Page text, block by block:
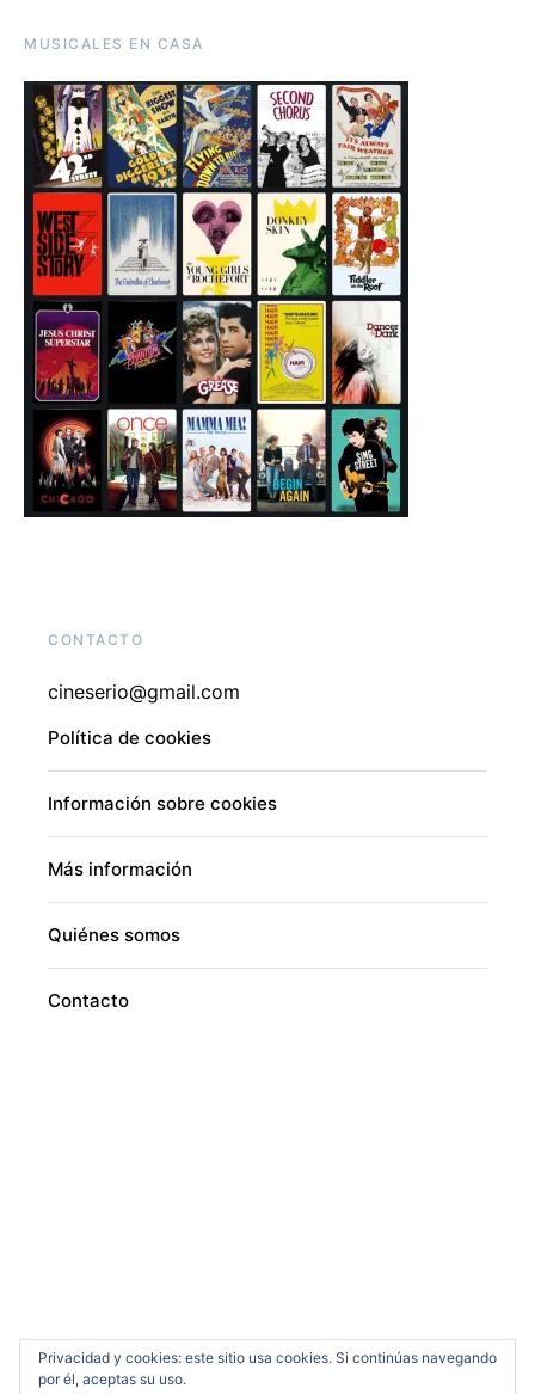
MUSICALES EN CASA
CONTACTO
cineserio@gmail.com
Política de cookies
Información sobre cookies
Más información
Quiénes somos
Contacto
Privacidad y cookies: este sitio usa cookies. Si continúas navegando
por él, aceptas su uso.